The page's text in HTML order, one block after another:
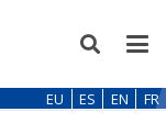
EU ES EN FR